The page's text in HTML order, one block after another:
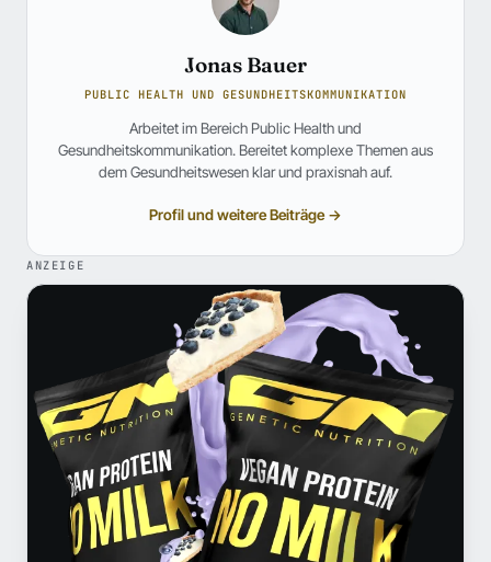
Jonas Bauer
PUBLIC HEALTH UND GESUNDHEITSKOMMUNIKATION
Arbeitet im Bereich Public Health und
Gesundheitskommunikation. Bereitet komplexe Themen aus
dem Gesundheitswesen klar und praxisnah auf.
Profil und weitere Beiträge →
ANZEIGE